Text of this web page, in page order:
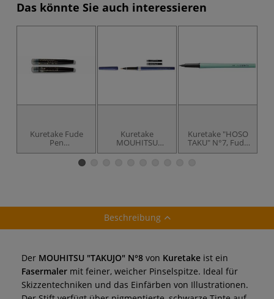
Das könnte Sie auch interessieren
Kuretake Fude
Pen
Ersatzpatronen
Kuretake
MOUHITSU
"SHAKYO-YO"
Kuretake "HOSO
TAKU" N°7, Fude
Pen, Schwarz
Beschreibung
Der MOUHITSU "TAKUJO" N°8 von Kuretake ist ein
Fasermaler mit feiner, weicher Pinselspitze. Ideal für
Skizzentechniken und das Einfärben von Illustrationen.